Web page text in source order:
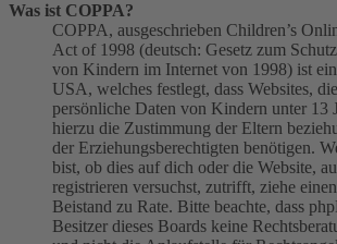
Was ist COPPA?
COPPA, ausgeschrieben Children’s
Act of 1998 (deutsch: Gesetz zum
von Kindern im Internet von 1998) ist
USA, welches festlegt, dass Websites,
persönliche Daten von Kindern unter 13
hierzu die Zustimmung der Eltern
der Erziehungsberechtigten benötigen.
bist, ob dies auf dich oder die Website,
registrieren versuchst, zutrifft, ziehe
Beistand zu Rate. Bitte beachte, dass
Besitzer dieses Boards keine